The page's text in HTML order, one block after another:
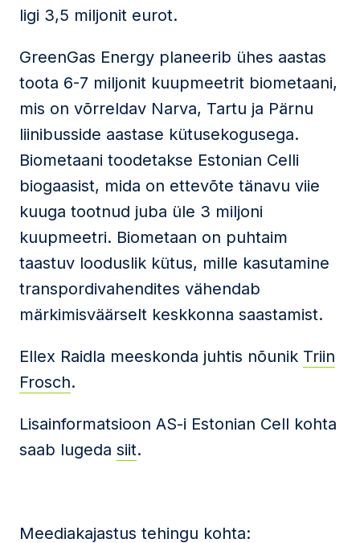
ligi 3,5 miljonit eurot.
GreenGas Energy planeerib ühes aastas
toota 6-7 miljonit kuupmeetrit biometaani,
mis on võrreldav Narva, Tartu ja Pärnu
liinibusside aastase kütusekogusega.
Biometaani toodetakse Estonian Celli
biogaasist, mida on ettevõte tänavu viie
kuuga tootnud juba üle 3 miljoni
kuupmeetri. Biometaan on puhtaim
taastuv looduslik kütus, mille kasutamine
transpordivahendites vähendab
märkimisväärselt keskkonna saastamist.
Ellex Raidla meeskonda juhtis nõunik Triin
Frosch.
Lisainformatsioon AS-i Estonian Cell kohta
saab lugeda siit.
Meediakajastus tehingu kohta: